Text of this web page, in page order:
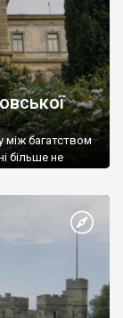
між багатством
більше не